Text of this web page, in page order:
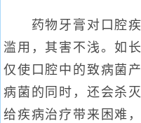
药物牙膏对口腔疾
滥用，其害不浅。如
仅使口腔中的致病菌
病菌的同时，还会杀
给疾病治疗带来困难